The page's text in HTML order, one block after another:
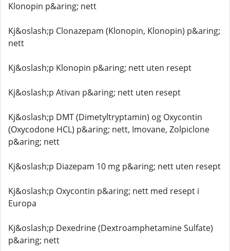
Klonopin p&aring; nett
Kj&oslash;p Clonazepam (Klonopin, Klonopin) p&aring;
nett
Kj&oslash;p Klonopin p&aring; nett uten resept
Kj&oslash;p Ativan p&aring; nett uten resept
Kj&oslash;p DMT (Dimetyltryptamin) og Oxycontin
(Oxycodone HCL) p&aring; nett, Imovane, Zolpiclone
p&aring; nett
Kj&oslash;p Diazepam 10 mg p&aring; nett uten resept
Kj&oslash;p Oxycontin p&aring; nett med resept i
Europa
Kj&oslash;p Dexedrine (Dextroamphetamine Sulfate)
p&aring; nett